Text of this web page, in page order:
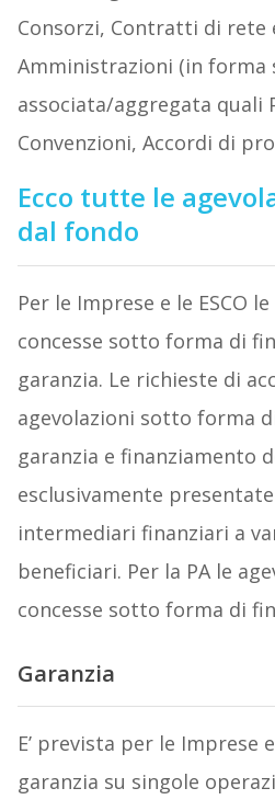
Consorzi, Contratti di rete
Amministrazioni (in forma
associata/aggregata quali
Convenzioni, Accordi di
Ecco tutte le
dal fondo
Per le Imprese e le ESCO
concesse sotto forma di
garanzia. Le richieste di
agevolazioni sotto forma
garanzia e finanziamento
esclusivamente
intermediari finanziari a
beneficiari. Per la PA le
concesse sotto forma di
Garanzia
E’ prevista per le Imprese
garanzia su singole